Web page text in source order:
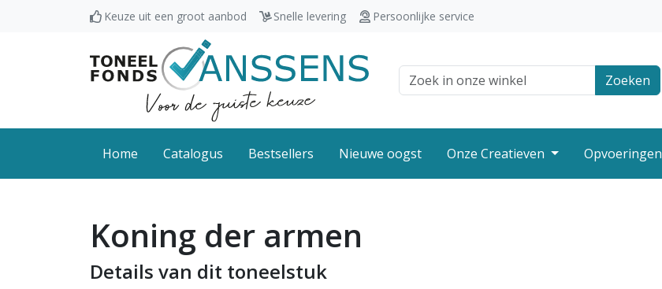
Keuze uit een groot aanbod Snelle levering Persoonlijke service
Zoek veld Zoeken
Home Catalogus Bestsellers Nieuwe oogst Onze Creatieven Opvoeringen
Koning der armen
Details van dit toneelstuk